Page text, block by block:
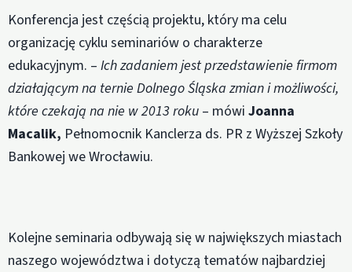
Konferencja jest częścią projektu, który ma celu
organizację cyklu seminariów o charakterze
edukacyjnym. – Ich zadaniem jest przedstawienie firmom
działającym na ternie Dolnego Śląska zmian i możliwości,
które czekają na nie w 2013 roku – mówi Joanna
Macalik, Pełnomocnik Kanclerza ds. PR z Wyższej Szkoły
Bankowej we Wrocławiu.
Kolejne seminaria odbywają się w największych miastach
naszego województwa i dotyczą tematów najbardziej